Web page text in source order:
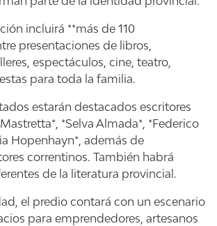
incluirá **más de 110
presentaciones de libros,
espectáculos, cine, teatro,
para toda la familia.
estarán destacados escritores
*Selva Almada*, *Federico
Hopenhayn*, además de
correntinos. También habrá
de la literatura provincial.
el predio contará con un escenario
para emprendedores, artesanos